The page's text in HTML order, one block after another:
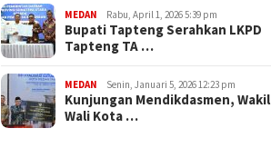
MEDAN Rabu, April 1, 2026 5:39 pm
Bupati Tapteng Serahkan LKPD
Tapteng TA …
MEDAN Senin, Januari 5, 2026 12:23 pm
Kunjungan Mendikdasmen, Wakil
Wali Kota …